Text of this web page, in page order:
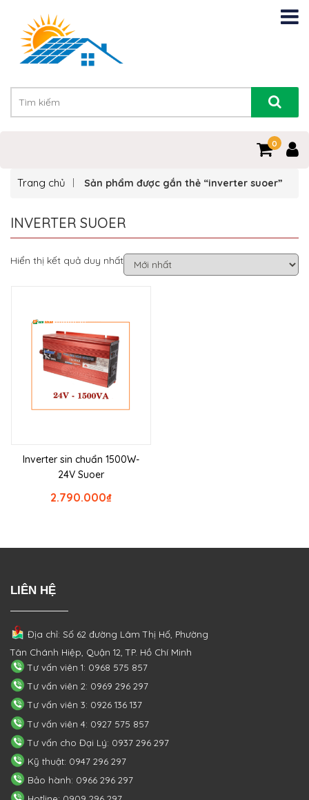
0
Trang chủ Sản phẩm được gắn thẻ “inverter suoer”
INVERTER SUOER
Hiển thị kết quả duy nhất
Inverter sin chuẩn 1500W-
24V Suoer
₫
2.790.000
LIÊN HỆ
Địa chỉ: Số 62 đường Lâm Thị Hố, Phường
Tân Chánh Hiệp, Quận 12, TP. Hồ Chí Minh
Tư vấn viên 1: 0968 575 857
Tư vấn viên 2: 0969 296 297
Tư vấn viên 3: 0926 136 137
Tư vấn viên 4: 0927 575 857
Tư vấn cho Đại Lý: 0937 296 297
Kỹ thuật: 0947 296 297
Bảo hành: 0966 296 297